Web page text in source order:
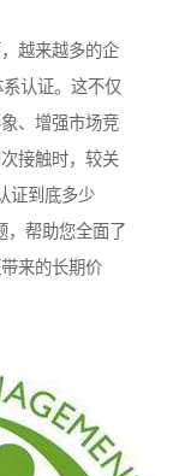
越来越多的企
认证。这不仅
、增强市场竞
接触时，较关
证到底多少
，帮助您全面了
来的长期价